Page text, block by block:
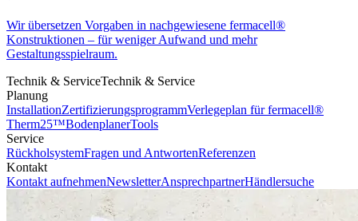
Wir übersetzen Vorgaben in nachgewiesene fermacell®
Konstruktionen – für weniger Aufwand und mehr
Gestaltungsspielraum.
Technik & ServiceTechnik & Service
Planung
InstallationZertifizierungsprogrammVerlegeplan für fermacell®
Therm25™BodenplanerTools
Service
RückholsystemFragen und AntwortenReferenzen
Kontakt
Kontakt aufnehmenNewsletterAnsprechpartnerHändlersuche